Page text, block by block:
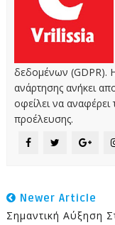
δεδομένων (GDPR).
ανάρτησης ανήκει
οφείλει να
προέλευσης.
Newer Article
Σημαντική Αύξηση